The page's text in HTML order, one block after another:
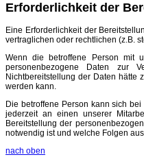
Erforderlichkeit der
Eine Erforderlichkeit der
vertraglichen oder rechtlichen (z.B.
Wenn die betroffene Person mit
personenbezogene Daten zur
Nichtbereitstellung der Daten hätte
werden kann.
Die betroffene Person kann sich
jederzeit an einen unserer
Bereitstellung der
notwendig ist und welche Folgen
nach oben